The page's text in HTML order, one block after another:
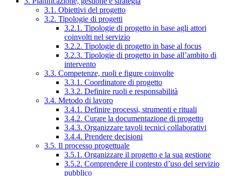
3.1. Obiettivi del progetto
3.2. Tipologie di progetti
3.2.1. Tipologie di progetto in base agli attori
coinvolti nel servizio
3.2.2. Tipologie di progetto in base al focus
3.2.3. Tipologie di progetto in base all’ambito di
intervento
3.3. Competenze, ruoli e figure coinvolte
3.3.1. Coordinatore di progetto
3.3.2. Definire ruoli e responsabilità
3.4. Metodo di lavoro
3.4.1. Definire processi, strumenti e rituali
3.4.2. Curare la documentazione di progetto
3.4.3. Organizzare tavoli tecnici collaborativi
3.4.4. Prendere decisioni
3.5. Il processo progettuale
3.5.1. Organizzare il progetto e la sua gestione
3.5.2. Comprendere il contesto d’uso del servizio
pubblico